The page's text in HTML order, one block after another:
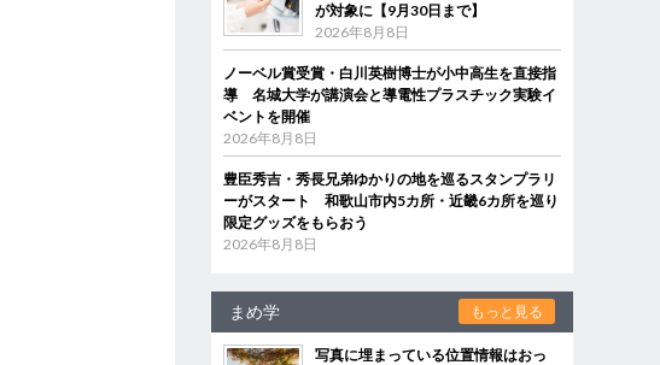
が対象に【9月30日まで】
2026年8月8日
ノーベル賞受賞・白川英樹博士が小中高生を直接指
導 名城大学が講演会と導電性プラスチック実験イ
ベントを開催
2026年8月8日
豊臣秀吉・秀長兄弟ゆかりの地を巡るスタンプラリ
ーがスタート 和歌山市内5カ所・近畿6カ所を巡り
限定グッズをもらおう
2026年8月8日
まめ学 もっと見る
写真に埋まっている位置情報はおっ